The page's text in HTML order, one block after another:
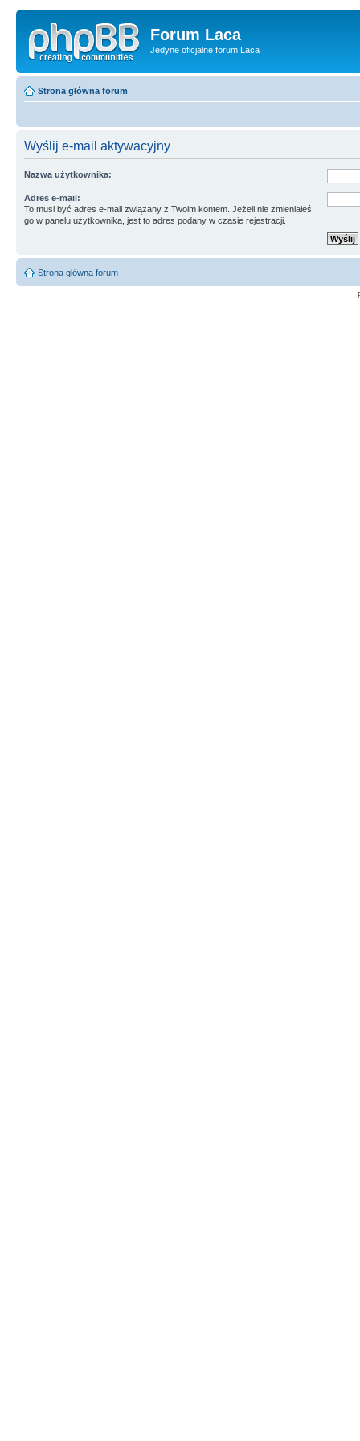
Forum Laca
Jedyne oficjalne forum Laca
Strona główna forum
Wyślij e-mail aktywacyjny
Nazwa użytkownika:
Adres e-mail:
To musi być adres e-mail związany z Twoim kontem. Jeżeli nie zmieniałeś
go w panelu użytkownika, jest to adres podany w czasie rejestracji.
Strona główna forum